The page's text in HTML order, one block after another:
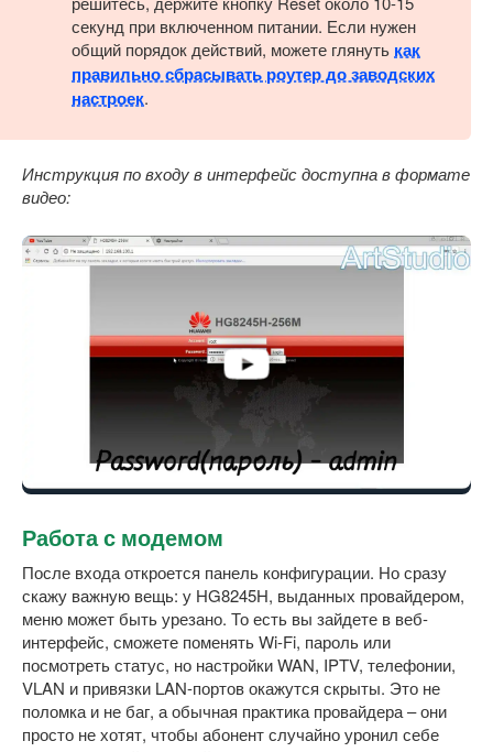
секунд при включенном питании. Если нужен
общий порядок действий, можете глянутькак
правильно сбрасывать роутер до заводских
настроек.
Инструкция по входу в интерфейс доступна в формате
видео:
Работа с модемом
После входа откроется панель конфигурации. Но сразу
скажу важную вещь: у HG8245H, выданных провайдером,
меню может быть урезано. То есть вы зайдете в веб-
интерфейс, сможете поменять Wi-Fi, пароль или
посмотреть статус, но настройки WAN, IPTV, телефонии,
VLAN и привязки LAN-портов окажутся скрыты. Это не
поломка и не баг, а обычная практика провайдера – они
просто не хотят, чтобы абонент случайно уронил себе